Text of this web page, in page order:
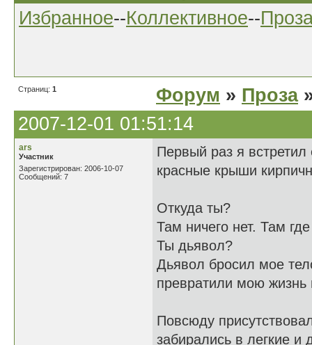
Избранное--Коллективное--
Страниц: 1 Форум » Проза
2007-12-01 01:51:14
ars
Участник
Зарегистрирован: 2006-10-07
Сообщений: 7
Первый раз я встретил
красные крыши
Откуда ты?
Там ничего нет. Там
Ты дьявол?
Дьявол бросил мое
превратили мою
Повсюду
забирались в легкие